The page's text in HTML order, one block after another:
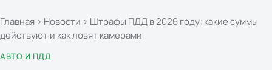
Главная › Новости › Штрафы ПДД в 2026 году: какие суммы
действуют и как ловят камерами
АВТО И ПДД